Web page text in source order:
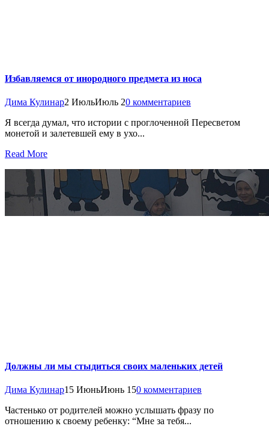
Избавляемся от инородного предмета из носа
Дима Кулинар2 ИюльИюль 20 комментариев
Я всегда думал, что истории с проглоченной Пересветом
монетой и залетевшей ему в ухо...
Read More
Должны ли мы стыдиться своих маленьких детей
Дима Кулинар15 ИюньИюнь 150 комментариев
Частенько от родителей можно услышать фразу по
отношению к своему ребенку: “Мне за тебя...